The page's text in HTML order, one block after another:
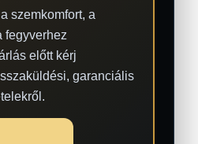
szemkomfort, a
fegyverhez
előtt kérj
garanciális